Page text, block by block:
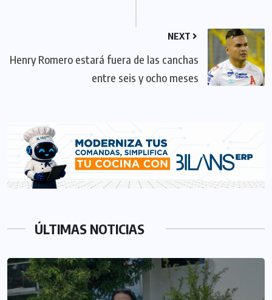
NEXT
Henry Romero estará fuera de las canchas
entre seis y ocho meses
ÚLTIMAS NOTICIAS